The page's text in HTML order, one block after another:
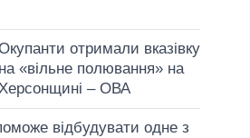
отримали вказівку
на «вільне полювання» на
– ОВА
відбудувати одне з